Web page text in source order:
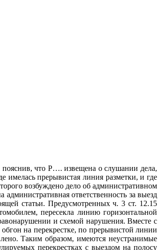
что Р…. извещена о слушании дела,
имелась прерывистая линия разметки, и где
возбуждено дело об административном
ответственность за выезд
статьи. Предусмотренных ч. 3 ст. 12.15
пересекла линию горизонтальной
и схемой нарушения. Вместе с
на перекрестке, по прерывистой линии
Таким образом, имеются неустранимые
перекрестках с выездом на полосу